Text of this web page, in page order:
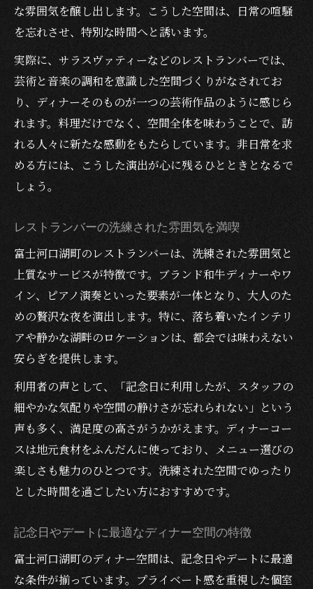
な雰囲気を醸し出します。こうした空間は、日常の喧騒
を忘れさせ、特別な時間へと誘います。
実際に、サラスヴァティーなどのレストランバーでは、
芸術と音楽の調和を意識した空間づくりがなされてお
り、ディナーそのものが一つの芸術作品のように感じら
れます。料理だけでなく、空間全体を味わうことで、訪
れる人々に新たな感動をもたらしています。非日常を求
める方には、こうした演出が心に残るひとときとなるで
しょう。
レストランバーの洗練された雰囲気を満喫
富士河口湖町のレストランバーは、洗練された雰囲気と
上質なサービスが特徴です。ブランド和牛ディナーやワ
イン、ピアノ演奏といった要素が一体となり、大人のた
めの贅沢な夜を演出します。特に、落ち着いたインテリ
アや静かな湖畔のロケーションは、都会では味わえない
安らぎを提供します。
利用者の声として、「記念日に利用したが、スタッフの
細やかな気配りや空間の静けさが忘れられない」という
声も多く、満足度の高さがうかがえます。ディナーコー
スは地元食材をふんだんに使っており、メニュー選びの
楽しさも魅力のひとつです。洗練された空間でゆったり
とした時間を過ごしたい方におすすめです。
記念日やデートに最適なディナー空間の特徴
富士河口湖町のディナー空間は、記念日やデートに最適
な条件が揃っています。プライベート感を重視した個室